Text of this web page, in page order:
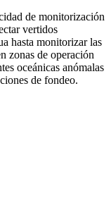
de monitorización
vertidos
hasta monitorizar las
zonas de operación
oceánicas anómalas
de fondeo.